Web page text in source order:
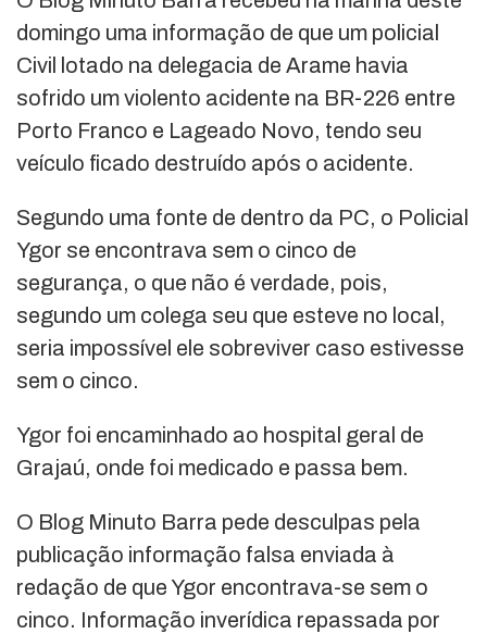
domingo uma informação de que um policial
Civil lotado na delegacia de Arame havia
sofrido um violento acidente na BR-226 entre
Porto Franco e Lageado Novo, tendo seu
veículo ficado destruído após o acidente.
Segundo uma fonte de dentro da PC, o Policial
Ygor se encontrava sem o cinco de
segurança, o que não é verdade, pois,
segundo um colega seu que esteve no local,
seria impossível ele sobreviver caso estivesse
sem o cinco.
Ygor foi encaminhado ao hospital geral de
Grajaú, onde foi medicado e passa bem.
O Blog Minuto Barra pede desculpas pela
publicação informação falsa enviada à
redação de que Ygor encontrava-se sem o
cinco. Informação inverídica repassada por